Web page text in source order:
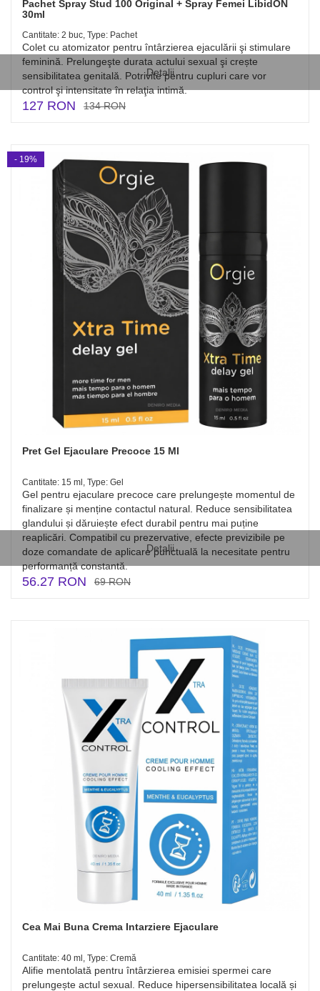
Detalii
Pachet Spray Stud 100 Original + Spray Femei LibidON
30ml
Cantitate: 2 buc, Type: Pachet
Colet cu atomizator pentru întârzierea ejaculării şi stimulare
feminină. Prelungeşte durata actului sexual şi crește
sensibilitatea genitală. Potrivite pentru cupluri care vor
control şi intensitate în relaţia intimă.
127 RON 134 RON
Detalii
Pret Gel Ejaculare Precoce 15 Ml
Cantitate: 15 ml, Type: Gel
Gel pentru ejaculare precoce care prelungește momentul de
finalizare și menține contactul natural. Reduce sensibilitatea
glandului și dăruiește efect durabil pentru mai puține
reaplicări. Compatibil cu prezervative, efecte previzibile pe
doze comandate de aplicare punctuală la necesitate pentru
performanță constantă.
56.27 RON 69 RON
- 19%
Cea Mai Buna Crema Intarziere Ejaculare
Cantitate: 40 ml, Type: Cremă
Alifie mentolată pentru întârzierea emisiei spermei care
prelungește actul sexual. Reduce hipersensibilitatea locală și